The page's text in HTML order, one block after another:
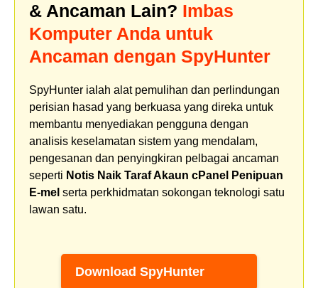
& Ancaman Lain? Imbas
Komputer Anda untuk
Ancaman dengan SpyHunter
SpyHunter ialah alat pemulihan dan perlindungan
perisian hasad yang berkuasa yang direka untuk
membantu menyediakan pengguna dengan
analisis keselamatan sistem yang mendalam,
pengesanan dan penyingkiran pelbagai ancaman
seperti Notis Naik Taraf Akaun cPanel Penipuan
E-mel serta perkhidmatan sokongan teknologi satu
lawan satu.
Download SpyHunter